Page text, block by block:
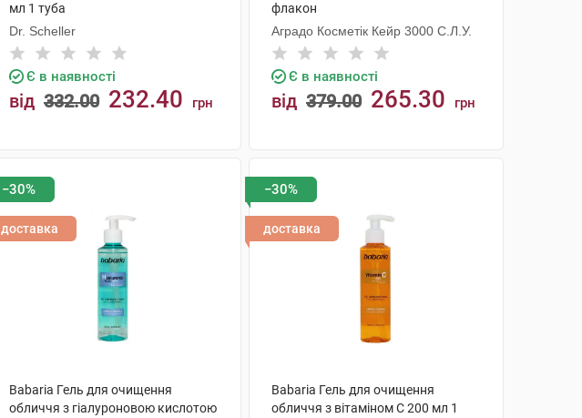
мл 1 туба
Dr. Scheller
Є в наявності
від 332.00 232.40 грн
флакон
Аградо Косметік Кейр 3000 С.Л.У.
Є в наявності
від 379.00 265.30 грн
−30%
доставка
Babaria Гель для очищення
обличчя з гіалуроновою кислотою
−30%
доставка
Babaria Гель для очищення
обличчя з вітаміном С 200 мл 1